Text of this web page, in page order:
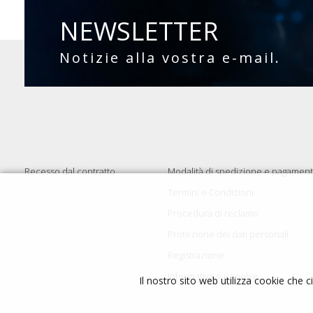
NEWSLETTER
Notizie alla vostra e-mail.
Recesso dal contratto
Modalità di spedizione e
Informativa sui cookie
Il nostro sito web utilizza cookie che